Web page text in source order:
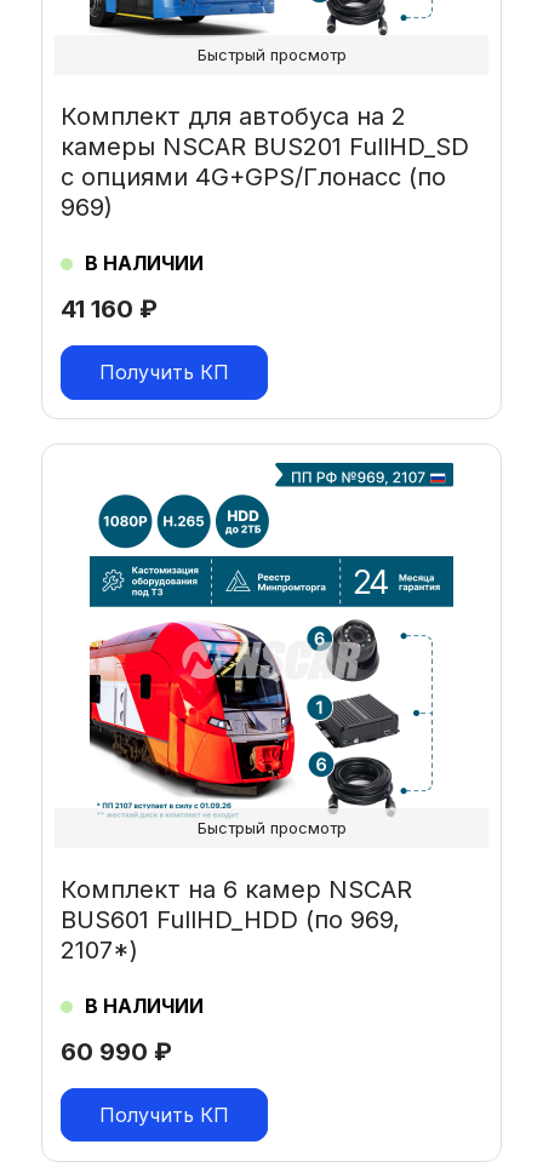
41 160 ₽
Комплект для автобуса на 2
камеры NSCAR BUS201 FullHD_SD
с опциями 4G+GPS/Глонасс (по
969)
В НАЛИЧИИ
Получить КП
Быстрый просмотр
60 990 ₽
Комплект на 6 камер NSCAR
BUS601 FullHD_HDD (по 969,
2107*)
В НАЛИЧИИ
Получить КП
Быстрый просмотр